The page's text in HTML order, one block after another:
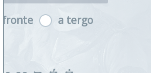
a fronte a tergo